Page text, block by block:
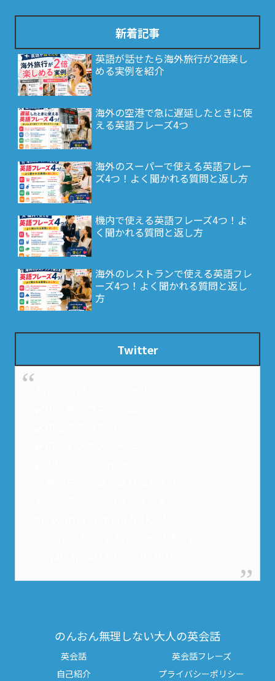
新着記事
英語が話せたら海外旅行が2倍楽し
める実例を紹介
海外の空港で急に遅延したときに使
える英語フレーズ4つ
海外のスーパーで使える英語フレー
ズ4つ！よく聞かれる質問と返し方
機内で使える英語フレーズ4つ！よ
く聞かれる質問と返し方
海外のレストランで使える英語フレ
ーズ4つ！よく聞かれる質問と返し
方
Twitter
のんおん無理しない大人の英会話
英会話
英会話フレーズ
自己紹介
プライバシーポリシー